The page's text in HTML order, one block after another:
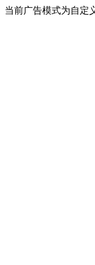
当前广告模式为自定